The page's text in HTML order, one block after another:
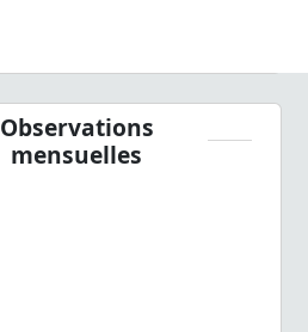
Observations
mensuelles